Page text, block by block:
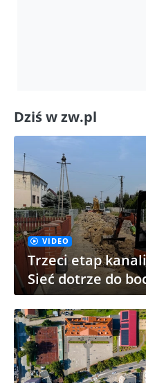
Dziś w zw.pl
VIDEO
Trzeci etap
Sieć dotrze do